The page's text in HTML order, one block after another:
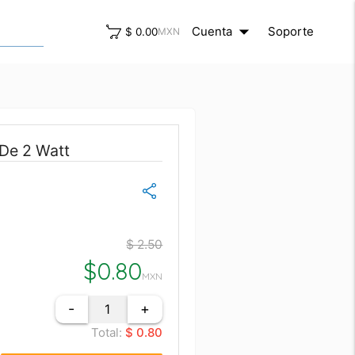
$ 0.00MXN Cuenta arrow_drop_down Soporte
2 Watt
$ 2.50
$0.80MXN
- +
Total:$ 0.80